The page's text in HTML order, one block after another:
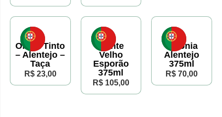
Olaria Tinto
– Alentejo –
Taça
R$ 23,00
Monte
Velho
Esporão
375ml
R$ 105,00
Ciconia
Alentejo
375ml
R$ 70,00